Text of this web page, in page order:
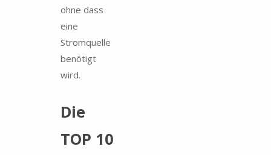
ohne dass
eine
Stromquelle
benötigt
wird.
Die
TOP 10